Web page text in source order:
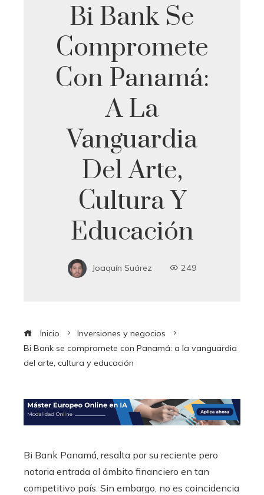
Bi Bank Se
Compromete
Con Panamá:
A La
Vanguardia
Del Arte,
Cultura Y
Educación
Joaquín Suárez 249
Inicio
Inversiones y negocios
Bi Bank se compromete con Panamá: a la vanguardia
del arte, cultura y educación
Bi Bank Panamá, resalta por su reciente pero
notoria entrada al ámbito financiero en tan
competitivo país. Sin embargo, no es coincidencia